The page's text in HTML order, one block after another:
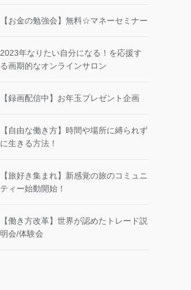
【お金の勉強会】無料☆マネーセミナー
2023年なりたい自分になる！を応援す
る画期的なオンラインサロン
【録画配信中】お年玉プレゼント企画
【自由な働き方】時間や場所に縛られず
に生きる方法！
【旅好き集まれ】新感覚の旅のコミュニ
ティー始動開始！
【働き方改革】世界が認めたトレード説
明会/体験会